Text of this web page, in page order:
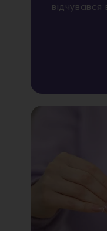
відчувався